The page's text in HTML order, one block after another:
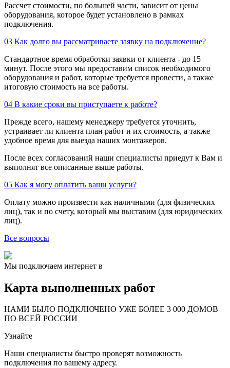
Рассчет стоимости, по большей части, зависит от цены
оборудования, которое будет установлено в рамках
подключения.
03 Как долго вы рассматриваете заявку на подключение?
Стандартное время обработки заявки от клиента - до 15
минут. После этого мы предоставим список необходимого
оборудования и работ, которые требуется провести, а также
итоговую стоимость на все работы.
04 В какие сроки вы приступаете к работе?
Прежде всего, нашему менеджеру требуется уточнить,
устраивает ли клиента план работ и их стоимость, а также
удобное время для выезда наших монтажеров.
После всех согласований наши специалисты приедут к Вам и
выполнят все описанные выше работы.
05 Как я могу оплатить ваши услуги?
Оплату можно произвести как наличными (для физических
лиц), так и по счету, который мы выставим (для юридических
лиц).
Все вопросы
Мы подключаем интернет в
Карта выполненных работ
НАМИ БЫЛО ПОДКЛЮЧЕНО УЖЕ БОЛЕЕ 3 000 ДОМОВ
ПО ВСЕЙ РОССИИ
57
163
29
99
78
48
Узнайте
Наши специалисты быстро проверят возможность
подключения по вашему адресу.